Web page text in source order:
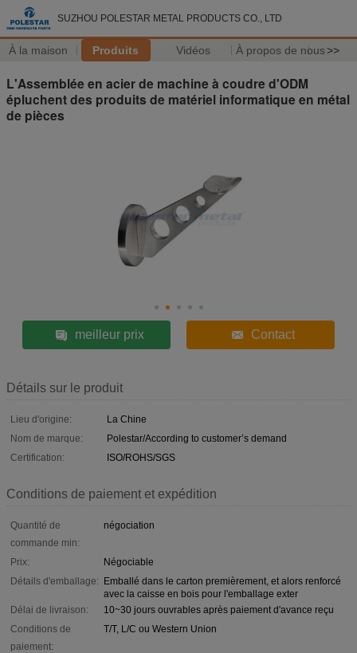
SUZHOU POLESTAR METAL PRODUCTS CO., LTD
À la maison Produits Vidéos À propos de nous>>
L'Assemblée en acier de machine à coudre d'ODM
épluchent des produits de matériel informatique en métal
de pièces
meilleur prix Contact
Détails sur le produit
Lieu d'origine:
La Chine
Nom de marque:
Polestar/According to customer’s demand
Certification:
ISO/ROHS/SGS
Conditions de paiement et expédition
Quantité de
commande min:
négociation
Prix:
Négociable
Détails d'emballage: Emballé dans le carton premièrement, et alors renforcé
avec la caisse en bois pour l'emballage exter
Délai de livraison:
10~30 jours ouvrables après paiement d'avance reçu
Conditions de
paiement:
T/T, L/C ou Western Union